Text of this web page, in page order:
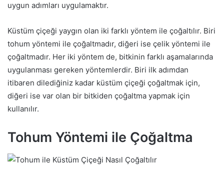
uygun adımları uygulamaktır.
Küstüm çiçeği yaygın olan iki farklı yöntem ile çoğaltılır. Biri
tohum yöntemi ile çoğaltmadır, diğeri ise çelik yöntemi ile
çoğaltmadır. Her iki yöntem de, bitkinin farklı aşamalarında
uygulanması gereken yöntemlerdir. Biri ilk adımdan
itibaren dilediğiniz kadar küstüm çiçeği çoğaltmak için,
diğeri ise var olan bir bitkiden çoğaltma yapmak için
kullanılır.
Tohum Yöntemi ile Çoğaltma